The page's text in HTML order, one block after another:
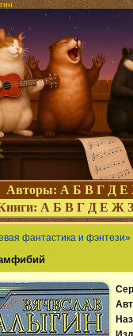
Авторы: А Б В Г Д Е
А Б В Г Д Е Ж З
фантастика и фэнтези»